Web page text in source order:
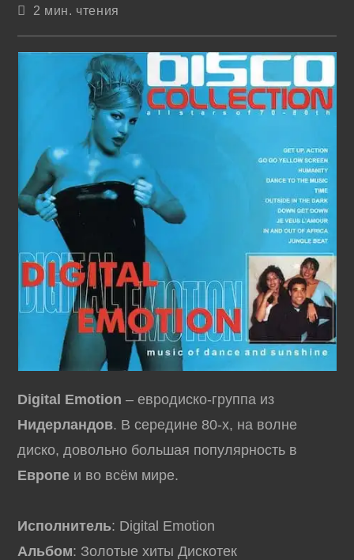
Время2 мин. чтения
Digital Emotion – евродиско-группа из
Нидерландов. В середине 80-х, на волне
диско, довольно большая популярность в
Европе и во всём мире.
Исполнитель: Digital Emotion
Альбом: Золотые хиты Дискотек